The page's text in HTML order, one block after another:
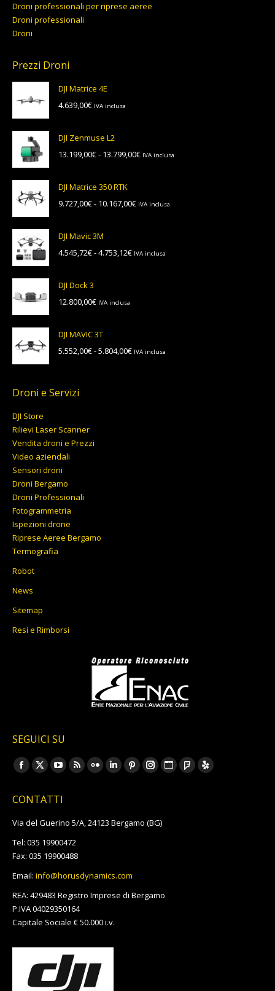
Droni professionali per riprese aeree
Droni professionali
Droni
Prezzi Droni
DJI Matrice 4E
4.639,00€ IVA inclusa
DJI Zenmuse L2
13.199,00€- 13.799,00€Fascia
13.199,00€
IVA inclusa
DJI Matrice 350 RTK
9.727,00€- 10.167,00€Fascia
9.727,00€
IVA inclusa
DJI Mavic 3M
4.545,72€-4.753,12€Fascia
IVA inclusa
DJI Dock 3
12.800,00€ IVA inclusa
DJI MAVIC 3T
5.552,00€-5.804,00€Fascia
IVA inclusa
Droni e Servizi
DJI Store
Rilievi Laser Scanner
Vendita droni e Prezzi
Video aziendali
Sensori droni
Droni Bergamo
Droni Professionali
Fotogrammetria
Ispezioni drone
Riprese Aeree Bergamo
Termografia
Robot
News
Sitemap
Resi e Rimborsi
SEGUICI SU
Ci puoi trovare su:
Facebook
opens
in
window
X
opens
in
window
YouTube
opens
in
window
Rss
in
window
Flickr
in
Linkedin
in
Pinterest
in
Instagram
in
Sito Foursquare
Yelp
CONTATTI
Via del Guerino 5/A, 24123 Bergamo (BG)
Tel: 035 19900472
Fax: 035 19900488
Email: info@horusdynamics.com
REA: 429483 Registro Imprese di Bergamo
P.IVA 04029350164
Capitale Sociale € 50.000 i.v.